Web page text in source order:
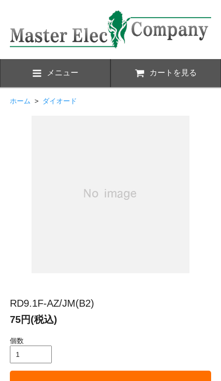
メニュー カートを見る
ホーム > ダイオード
RD9.1F-AZ/JM(B2)
75円(税込)
個数